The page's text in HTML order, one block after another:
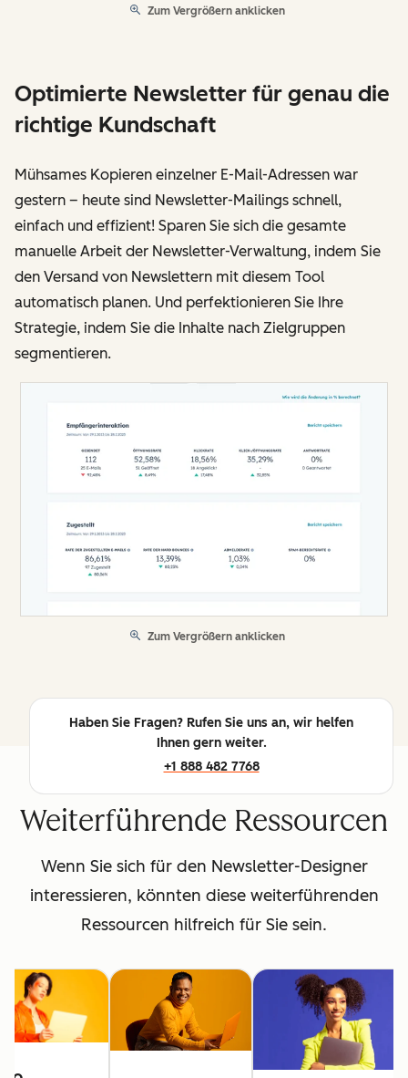
Zum Vergrößern anklicken
Optimierte Newsletter für genau die
richtige Kundschaft
Mühsames Kopieren einzelner E-Mail-Adressen war
gestern – heute sind Newsletter-Mailings schnell,
einfach und effizient! Sparen Sie sich die gesamte
manuelle Arbeit der Newsletter-Verwaltung, indem Sie
den Versand von Newslettern mit diesem Tool
automatisch planen. Und perfektionieren Sie Ihre
Strategie, indem Sie die Inhalte nach Zielgruppen
segmentieren.
Zum Vergrößern anklicken
Haben Sie Fragen? Rufen Sie uns an, wir helfen
Ihnen gern weiter.
+1 888 482 7768
Weiterführende Ressourcen
Wenn Sie sich für den Newsletter-Designer
interessieren, könnten diese weiterführenden
Ressourcen hilfreich für Sie sein.